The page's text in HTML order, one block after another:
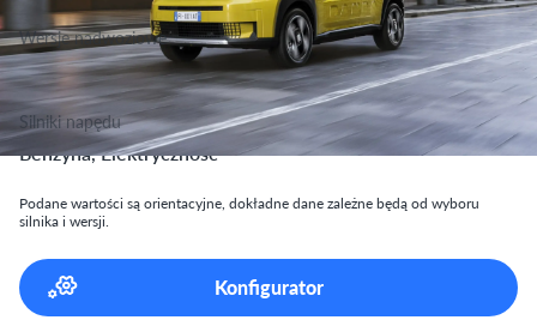
Wersje nadwoziowe
Hatchback
Silniki napędu
Benzyna, Elektryczność
Podane wartości są orientacyjne, dokładne dane zależne będą od wyboru
silnika i wersji.
Konfigurator